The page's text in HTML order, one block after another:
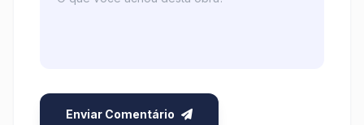
Enviar Comentário